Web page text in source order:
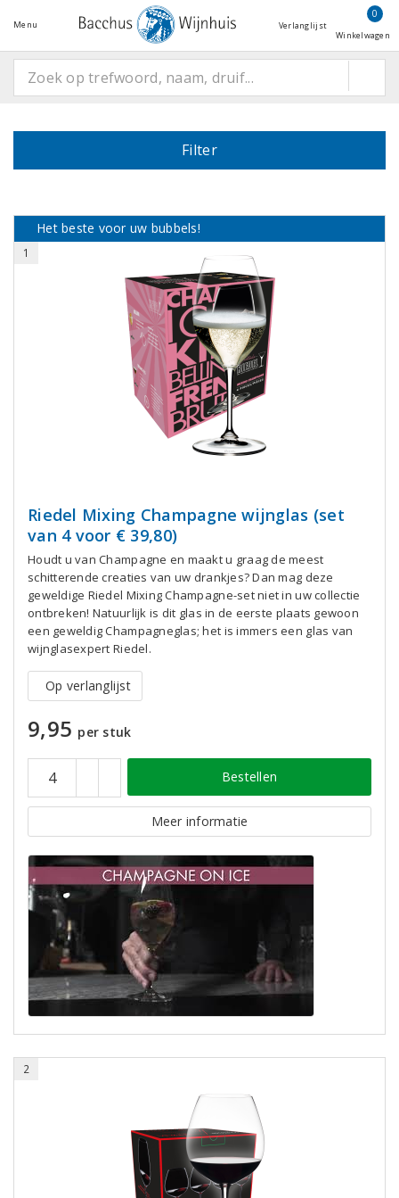
Menu Verlanglijst
0
Winkelwagen
Filter
Het beste voor uw bubbels!
1
Riedel Mixing Champagne wijnglas (set
van 4 voor € 39,80)
Houdt u van Champagne en maakt u graag de meest
schitterende creaties van uw drankjes? Dan mag deze
geweldige Riedel Mixing Champagne-set niet in uw collectie
ontbreken! Natuurlijk is dit glas in de eerste plaats gewoon
een geweldig Champagneglas; het is immers een glas van
wijnglasexpert Riedel.
Op verlanglijst
9,95 per stuk
Bestellen
Meer informatie
2